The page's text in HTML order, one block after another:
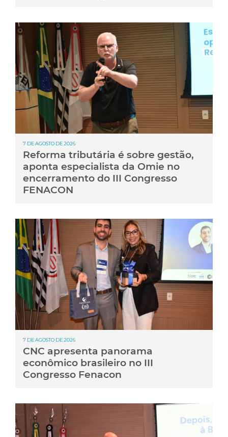
7 DE AGOSTO DE 2026
Reforma tributária é sobre gestão,
aponta especialista da Omie no
encerramento do III Congresso
FENACON
7 DE AGOSTO DE 2026
CNC apresenta panorama
econômico brasileiro no III
Congresso Fenacon